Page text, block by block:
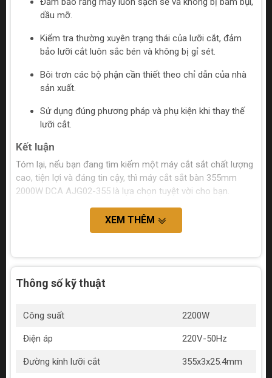
dầu mỡ.
Kiểm tra thường xuyên trạng thái của lưỡi cắt, đảm
bảo lưỡi cắt luôn sắc bén và không bị gỉ sét.
Bôi trơn các bộ phận cần thiết theo chỉ dẫn của nhà
sản xuất.
Sử dụng đúng phương pháp và phụ kiện khi thay thế
lưỡi cắt.
Kết luận
Tóm lại, nếu bạn đang tìm kiếm một máy cắt sắt chất lượng
cao, tiện lợi và đáng tin cậy, thì máy cắt sắt bàn 355mm
2000W DCA AJG02-355 là lựa chọn tuyệt vời cho bạn.
XEM THÊM
Thông số kỹ thuật
Công suất 2200W
Điện áp 220V-50Hz
Đường kính lưỡi cắt 355x3x25.4mm